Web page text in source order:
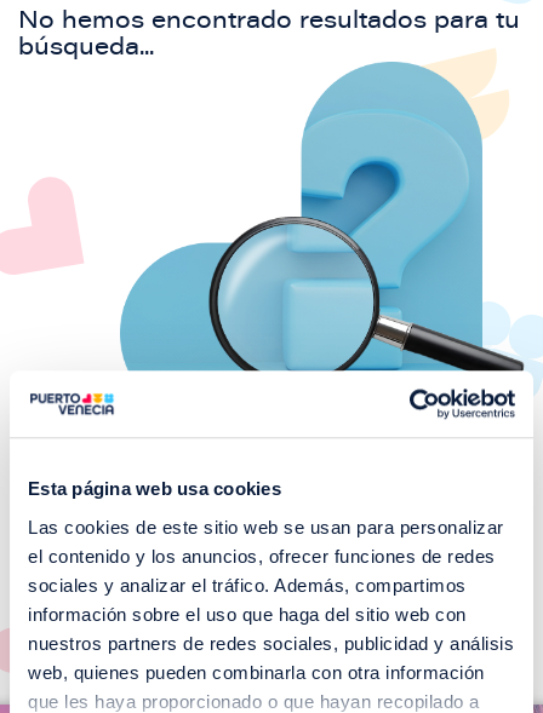
Esta página web usa cookies
Las cookies de este sitio web se usan para personalizar
el contenido y los anuncios, ofrecer funciones de redes
sociales y analizar el tráfico. Además, compartimos
información sobre el uso que haga del sitio web con
nuestros partners de redes sociales, publicidad y análisis
web, quienes pueden combinarla con otra información
que les haya proporcionado o que hayan recopilado a
No hemos encontrado resultados para tu
búsqueda...
¡No te pierdas nuestros
EVENTOS!
Ver todos >